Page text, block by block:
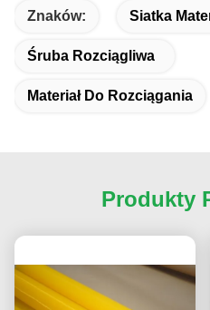
Znaków: Siatka
Śruba Rozciągliwa
Materiał Do Rozciągania
Produkty